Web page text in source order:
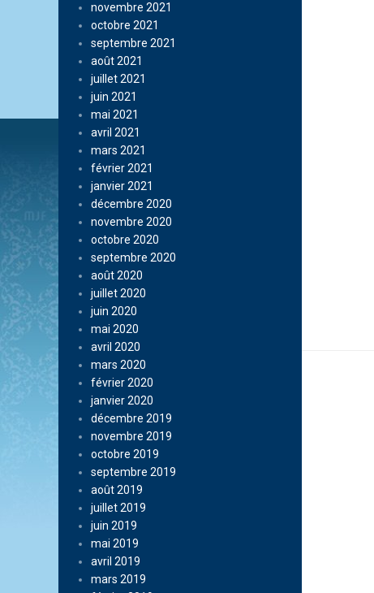
novembre 2021
octobre 2021
septembre 2021
août 2021
juillet 2021
juin 2021
mai 2021
avril 2021
mars 2021
février 2021
janvier 2021
décembre 2020
novembre 2020
octobre 2020
septembre 2020
août 2020
juillet 2020
juin 2020
mai 2020
avril 2020
mars 2020
février 2020
janvier 2020
décembre 2019
novembre 2019
octobre 2019
septembre 2019
août 2019
juillet 2019
juin 2019
mai 2019
avril 2019
mars 2019